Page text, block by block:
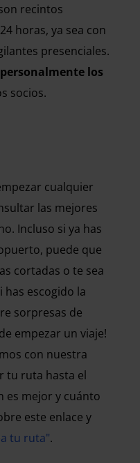
recintos
horas, ya sea con
presenciales.
los
socios.
cualquier
las mejores
Incluso si ya has
puede que
cortadas o te sea
has escogido la
sorpresas de
empezar un viaje!
con nuestra
tu ruta hasta el
es mejor y cuánto
este enlace y
tu ruta".